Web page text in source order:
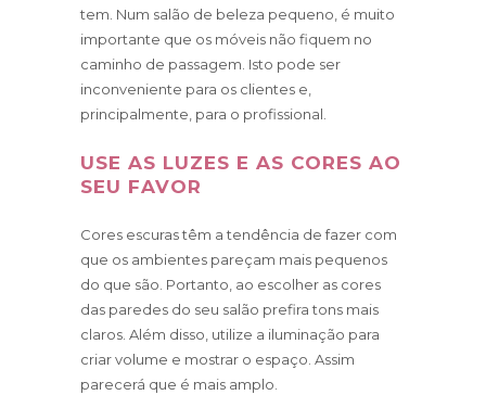
tem. Num salão de beleza pequeno, é muito
importante que os móveis não fiquem no
caminho de passagem. Isto pode ser
inconveniente para os clientes e,
principalmente, para o profissional.
USE AS LUZES E AS CORES AO
SEU FAVOR
Cores escuras têm a tendência de fazer com
que os ambientes pareçam mais pequenos
do que são. Portanto, ao escolher as cores
das paredes do seu salão prefira tons mais
claros. Além disso, utilize a iluminação para
criar volume e mostrar o espaço. Assim
parecerá que é mais amplo.